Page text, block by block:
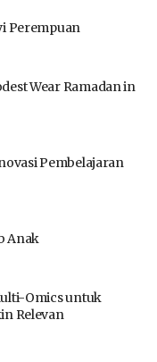
Perempuan
Wear Ramadan in
Pembelajaran
Anak
Omics untuk
Relevan